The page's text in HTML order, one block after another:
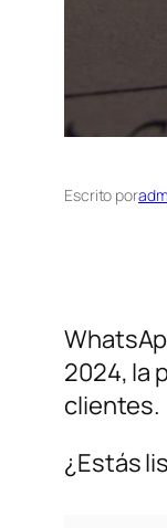
Escrito por
2024, la
clientes.
¿Estás